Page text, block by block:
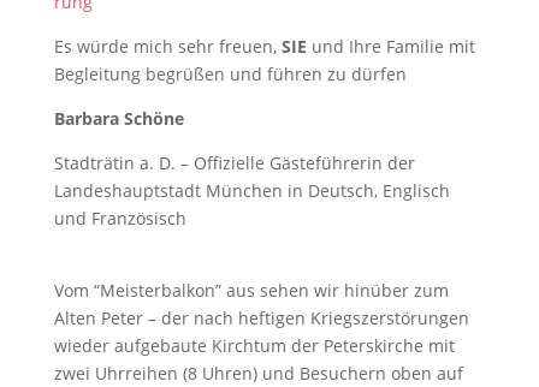
Es würde mich sehr freuen, SIE und Ihre Familie mit
Begleitung begrüßen und führen zu dürfen
Barbara Schöne
Stadträtin a. D. – Offizielle Gästeführerin der
Landeshauptstadt München in Deutsch, Englisch
und Französisch
Vom “Meisterbalkon” aus sehen wir hinüber zum
Alten Peter – der nach heftigen Kriegszerstörungen
wieder aufgebaute Kirchtum der Peterskirche mit
zwei Uhrreihen (8 Uhren) und Besuchern oben auf